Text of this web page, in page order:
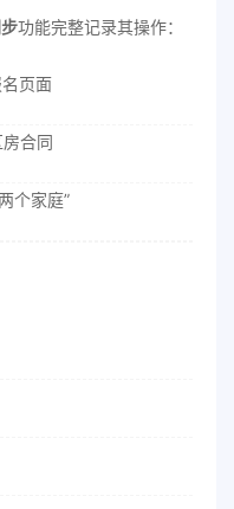
功能完整记录其操作：
页面
合同
个家庭”